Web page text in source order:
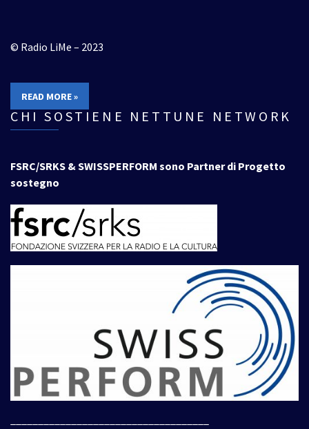
© Radio LiMe – 2023
READ MORE »
CHI SOSTIENE NETTUNE NETWORK
FSRC/SRKS & SWISSPERFORM sono Partner di Progetto
sostegno